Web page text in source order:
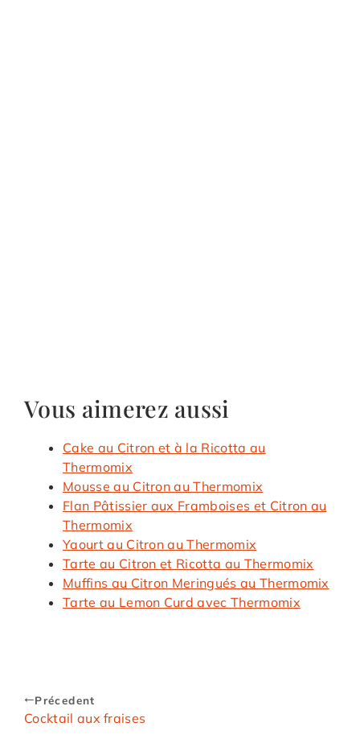
Vous aimerez aussi
Cake au Citron et à la Ricotta au
Thermomix
Mousse au Citron au Thermomix
Flan Pâtissier aux Framboises et Citron au
Thermomix
Yaourt au Citron au Thermomix
Tarte au Citron et Ricotta au Thermomix
Muffins au Citron Meringués au Thermomix
Tarte au Lemon Curd avec Thermomix
Précedent
Cocktail aux fraises